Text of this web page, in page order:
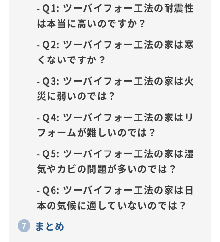
Q1: ツーバイフォー工法の耐震性
は本当に高いのですか？
Q2: ツーバイフォー工法の家は寒
くないですか？
Q3: ツーバイフォー工法の家は火
災に弱いのでは？
Q4: ツーバイフォー工法の家はリ
フォームが難しいのでは？
Q5: ツーバイフォー工法の家は湿
気やカビの問題が多いのでは？
Q6: ツーバイフォー工法の家は日
本の気候に適していないのでは？
まとめ